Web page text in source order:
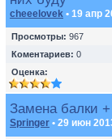
cheeelovek • 19 апр
Просмотры: 967
Коментариев: 0
Оценка:
Замена балки +
Springer • 29 июн